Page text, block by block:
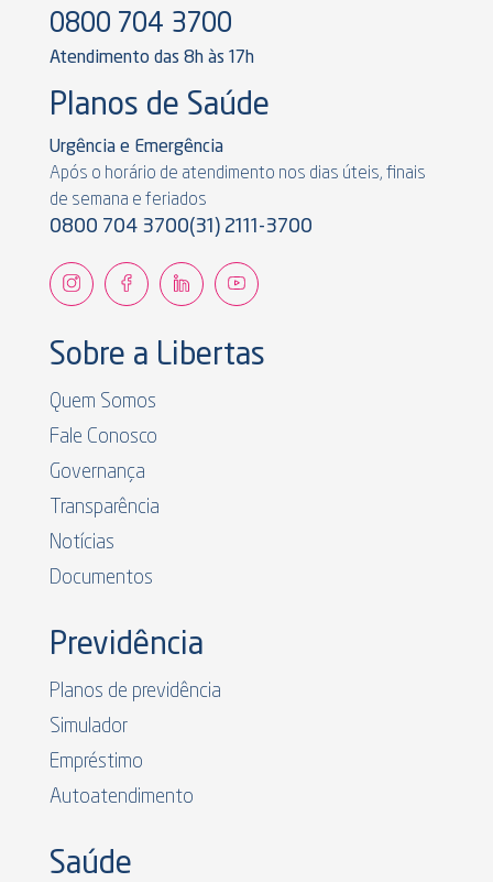
0800 704 3700
Atendimento das 8h às 17h
Planos de Saúde
Urgência e Emergência
Após o horário de atendimento nos dias úteis, finais
de semana e feriados
0800 704 3700(31) 2111-3700
Sobre a Libertas
Quem Somos
Fale Conosco
Governança
Transparência
Notícias
Documentos
Previdência
Planos de previdência
Simulador
Empréstimo
Autoatendimento
Saúde